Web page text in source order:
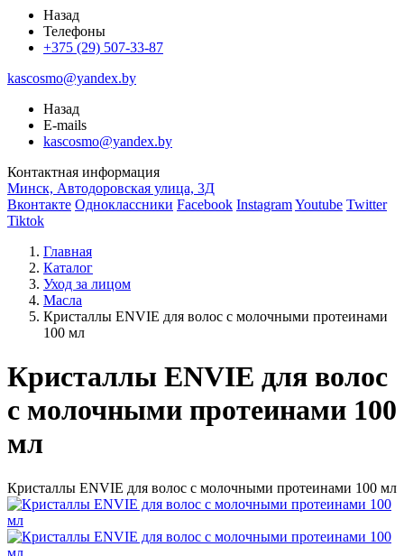
Назад
Телефоны
+375 (29) 507-33-87
kascosmo@yandex.by
Назад
E-mails
kascosmo@yandex.by
Контактная информация
Минск, Автодоровская улица, 3Д
Вконтакте Одноклассники Facebook InstagramYoutube Twitter
Tiktok
Главная
Каталог
Уход за лицом
Масла
Кристаллы ENVIE для волос с молочными протеинами
100 мл
Кристаллы ENVIE для волос
с молочными протеинами 100
мл
Кристаллы ENVIE для волос с молочными протеинами 100 мл